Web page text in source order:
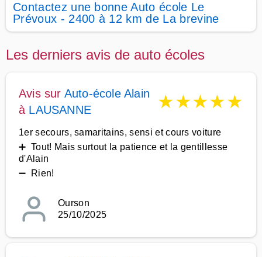
Contactez une bonne Auto école Le
Prévoux - 2400 à 12 km de La brevine
Les derniers avis de auto écoles
Avis sur Auto-école Alain
à LAUSANNE ★★★★★
1er secours, samaritains, sensi et cours voiture
➕ Tout! Mais surtout la patience et la gentillesse
d'Alain
➖ Rien!
Ourson
25/10/2025